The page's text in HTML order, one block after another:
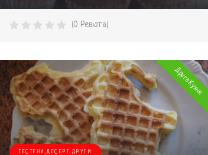
(0 Ревюта)
Друга Кухня
ТЕСТЕНИ,ДЕСЕРТ,ДРУГИ